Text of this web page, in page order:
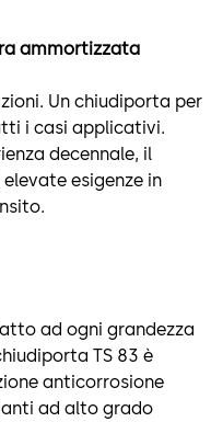
ammortizzata
Un chiudiporta per
i casi applicativi.
decennale, il
esigenze in
ad ogni grandezza
TS 83 è
anticorrosione
ad alto grado